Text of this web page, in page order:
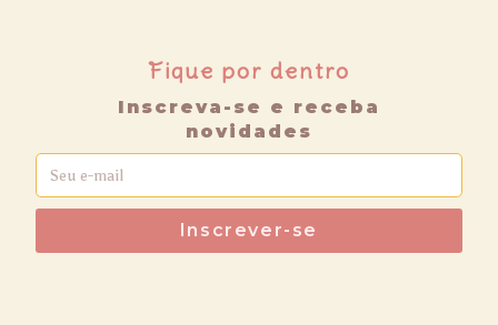
Fique por dentro
Inscreva-se e receba
novidades
Inscrever-se